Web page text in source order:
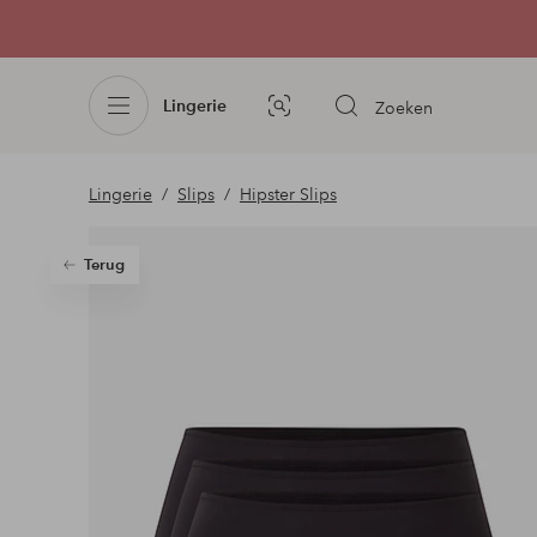
Lingerie
Afbeelding
Zoeken
Lingerie Slips Hipster Slips
Terug